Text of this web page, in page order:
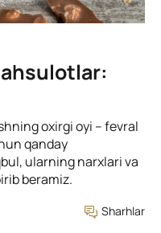
oxirgi oyi – fevral
qanday
ularning narxlari va
beramiz.
Sharhlar